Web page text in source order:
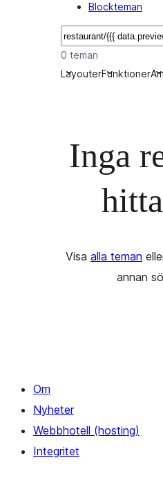
Blockteman
Sök
0 teman
LayouterFunktioner
Inga
Visa alla teman
annan
Om
Nyheter
Webbhotell (hosting)
Integritet